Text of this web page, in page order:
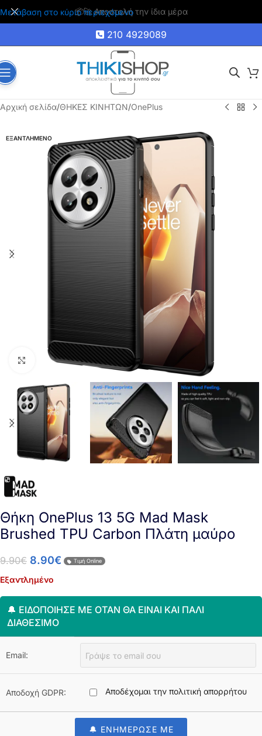
Μετάβαση στο κύριο περιεχόμενο
🚚 Δωρεάν μεταφορικά για αγορές άνω των 35€
210 4929089
Αρχική σελίδα/ΘΗΚΕΣ ΚΙΝΗΤΩΝ/OnePlus
ΕΞΑΝΤΛΗΜΕΝΟ
Click to enlarge
Θήκη OnePlus 13 5G Mad Mask
Brushed TPU Carbon Πλάτη μαύρο
9.90€ 8.90€ Τιμή Online
Εξαντλημένο
🔔 ΕΙΔΟΠΟΊΗΣΈ ΜΕ ΌΤΑΝ ΘΑ ΕΊΝΑΙ ΚΑΙ ΠΆΛΙ
ΔΙΑΘΈΣΙΜΟ
Email:
Αποδοχή GDPR: Αποδέχομαι την πολιτική απορρήτου
🔔 ΕΝΗΜΕΡΩΣΕ ΜΕ